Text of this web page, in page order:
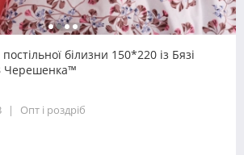
білизни 150*220 із Бязі
Черешенка™
Опт і роздріб